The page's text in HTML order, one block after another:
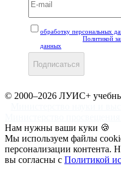
обработку персональных
Политикой
данных
Подписаться
© 2000–2026 ЛУИС+
Нам нужны ваши куки 🍪
Мы используем файлы
персонализации контента.
вы согласны с Политикой